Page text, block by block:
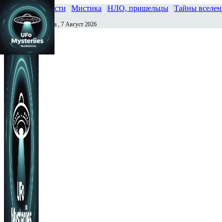
Главная Новости Мистика НЛО, пришельцы Тайны
Сегодня Пятница , 7 Август 2026